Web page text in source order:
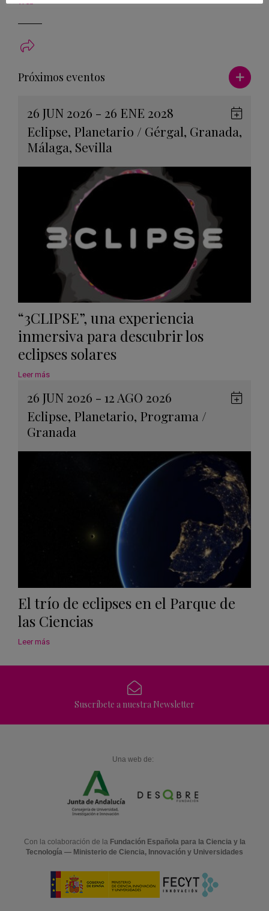
Próximos eventos Ver más
26 JUN 2026 - 26 ENE 2028
Eclipse, Planetario / Gérgal, Granada,
Málaga, Sevilla
en
“3CLIPSE”, una experiencia
inmersiva para descubrir los
eclipses solares
Leer más
26 JUN 2026 - 12 AGO 2026
Eclipse, Planetario, Programa /
Granada
El trío de eclipses en el Parque de
las Ciencias
Leer más
Suscríbete a nuestra Newsletter
Una web de:
Con la colaboración de la Fundación Española para la Ciencia y la
Tecnología — Ministerio de Ciencia, Innovación y Universidades